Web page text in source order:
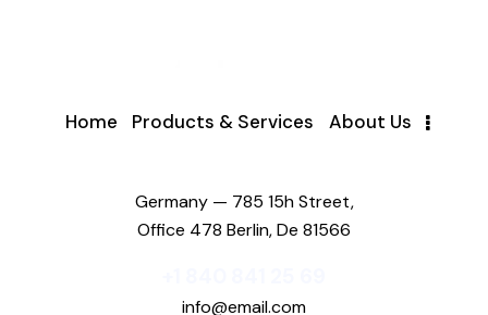
Home Products & Services About Us
Germany — 785 15h Street,
Office 478 Berlin, De 81566
info@email.com